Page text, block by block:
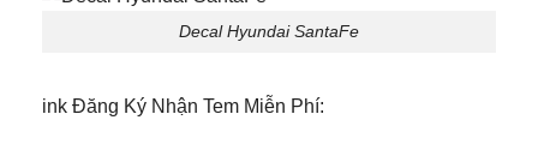
Decal Hyundai SantaFe
ink Đăng Ký Nhận Tem Miễn Phí: